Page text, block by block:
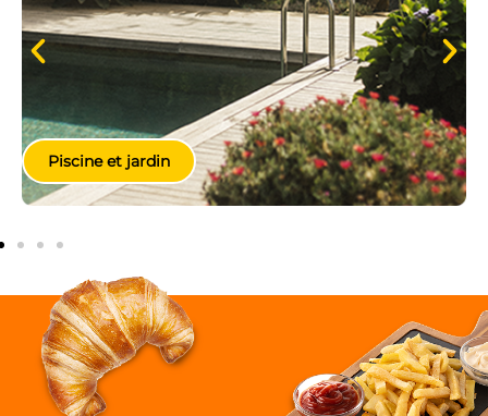
Piscine et jardin